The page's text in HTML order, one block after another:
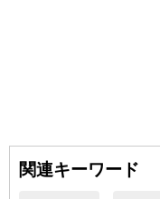
関連キーワード